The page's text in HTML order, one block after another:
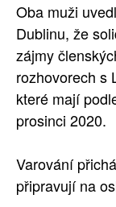
Oba muži
Dublinu, že
zájmy
rozhovorech s
které mají
prosinci 2020.
Varování
připravují na